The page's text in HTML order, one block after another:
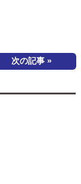
次の記事 »